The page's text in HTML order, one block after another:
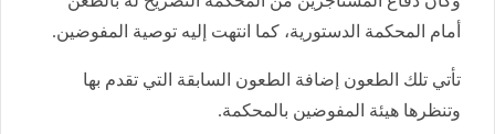
أمام المحكمة الدستورية، كما انتهت إليه توصية المفوضين.
تأتي تلك الطعون إضافة الطعون السابقة التي تقدم بها
وتنظرها هيئة المفوضين بالمحكمة.